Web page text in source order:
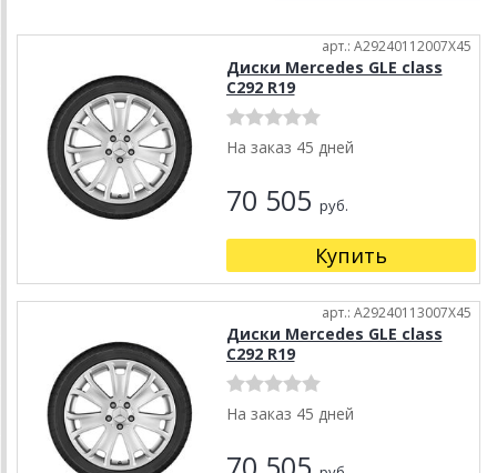
арт.: A29240112007X45
Диски Mercedes GLE class
C292 R19
На заказ 45 дней
70 505 руб.
Купить
арт.: A29240113007X45
Диски Mercedes GLE class
C292 R19
На заказ 45 дней